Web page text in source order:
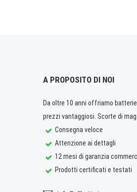
A PROPOSITO DI NOI
Da oltre 10 anni offriamo
prezzi vantaggiosi. Scorte di
Consegna veloce
Attenzione ai dettagli
12 mesi di garanzia
Prodotti certificati e testati